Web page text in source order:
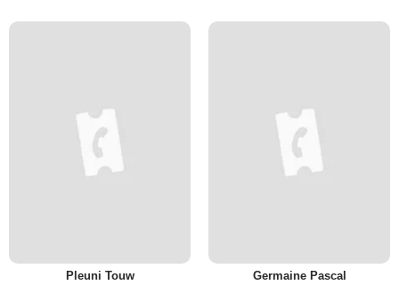
Pleuni Touw Germaine Pascal